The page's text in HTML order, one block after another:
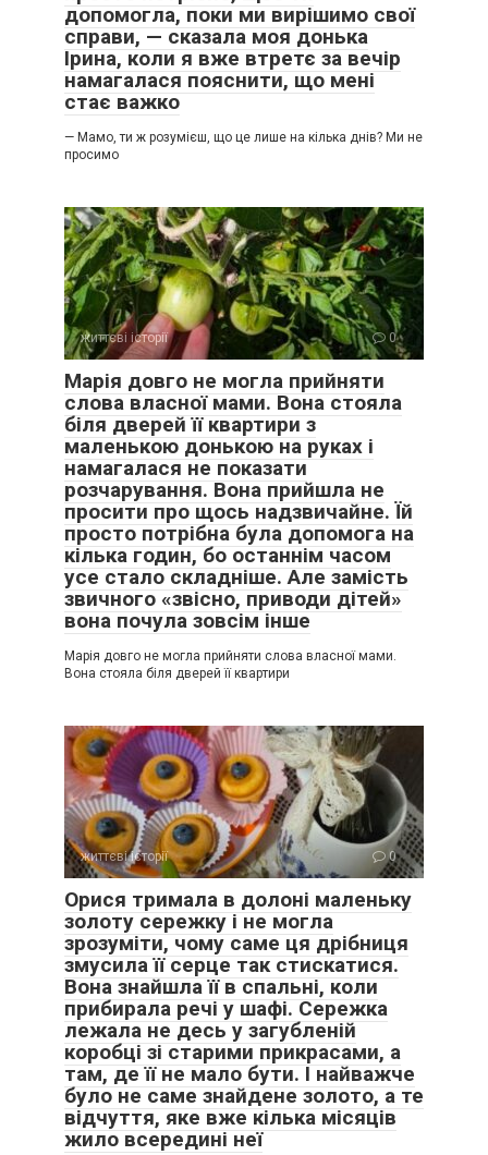
допомогла, поки ми вирішимо свої
справи, — сказала моя донька
Ірина, коли я вже втретє за вечір
намагалася пояснити, що мені
стає важко
— Мамо, ти ж розумієш, що це лише на кілька днів? Ми не
просимо
життєві історії 0
Марія довго не могла прийняти
слова власної мами. Вона стояла
біля дверей її квартири з
маленькою донькою на руках і
намагалася не показати
розчарування. Вона прийшла не
просити про щось надзвичайне. Їй
просто потрібна була допомога на
кілька годин, бо останнім часом
усе стало складніше. Але замість
звичного «звісно, приводи дітей»
вона почула зовсім інше
Марія довго не могла прийняти слова власної мами.
Вона стояла біля дверей її квартири
життєві історії 0
Орися тримала в долоні маленьку
золоту сережку і не могла
зрозуміти, чому саме ця дрібниця
змусила її серце так стискатися.
Вона знайшла її в спальні, коли
прибирала речі у шафі. Сережка
лежала не десь у загубленій
коробці зі старими прикрасами, а
там, де її не мало бути. І найважче
було не саме знайдене золото, а те
відчуття, яке вже кілька місяців
жило всередині неї